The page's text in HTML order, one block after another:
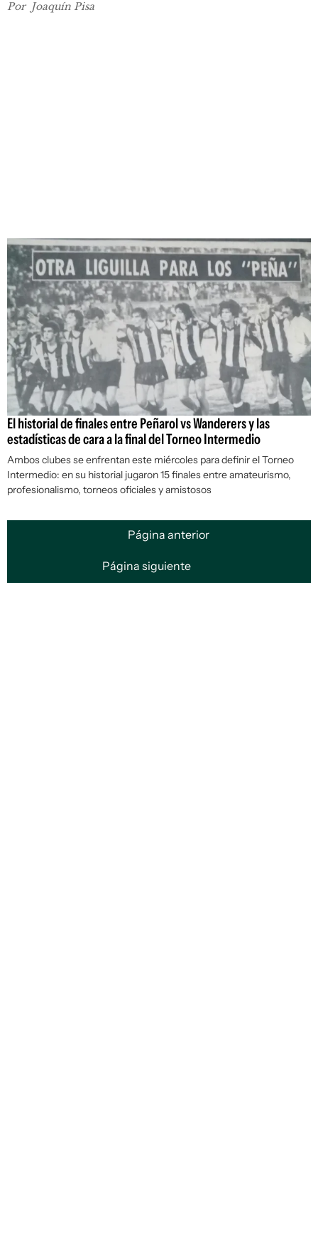
Por Joaquín Pisa
El historial de finales entre Peñarol vs Wanderers y las
estadísticas de cara a la final del Torneo Intermedio
Ambos clubes se enfrentan este miércoles para definir el Torneo
Intermedio: en su historial jugaron 15 finales entre amateurismo,
profesionalismo, torneos oficiales y amistosos
Página anterior
Página siguiente